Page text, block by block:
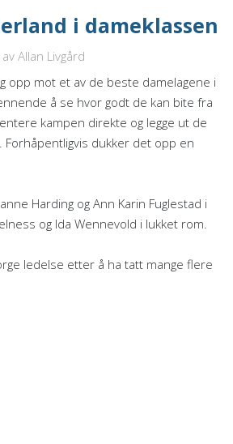
i dameklassen
av Allan Livgård
opp mot et av de beste damelagene i
å se hvor godt de kan bite fra
kampen direkte og legge ut de
dukker det opp en
Harding og Ann Karin Fuglestad i
og Ida Wennevold i lukket rom.
ledelse etter å ha tatt mange flere